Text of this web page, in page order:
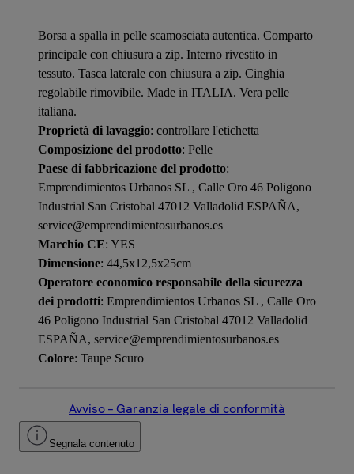
Borsa a spalla in pelle scamosciata autentica. Comparto
principale con chiusura a zip. Interno rivestito in
tessuto. Tasca laterale con chiusura a zip. Cinghia
regolabile rimovibile. Made in ITALIA. Vera pelle
italiana.
Proprietà di lavaggio: controllare l'etichetta
Composizione del prodotto: Pelle
Paese di fabbricazione del prodotto:
Emprendimientos Urbanos SL , Calle Oro 46 Poligono
Industrial San Cristobal 47012 Valladolid ESPAÑA,
service@emprendimientosurbanos.es
Marchio CE: YES
Dimensione: 44,5x12,5x25cm
Operatore economico responsabile della sicurezza
dei prodotti: Emprendimientos Urbanos SL , Calle Oro
46 Poligono Industrial San Cristobal 47012 Valladolid
ESPAÑA, service@emprendimientosurbanos.es
Colore: Taupe Scuro
Avviso – Garanzia legale di conformità
Segnala contenuto